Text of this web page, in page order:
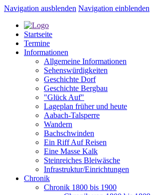
Navigation ausblenden Navigation einblenden
Startseite
Termine
Informationen
Allgemeine Informationen
Sehenswürdigkeiten
Geschichte Dorf
Geschichte Bergbau
"Glück Auf"
Lageplan früher und heute
Aabach-Talsperre
Wandern
Bachschwinden
Ein Riff Auf Reisen
Eine Masse Kalk
Steinreiches Bleiwäsche
Infrastruktur/Einrichtungen
Chronik
Chronik 1800 bis 1900